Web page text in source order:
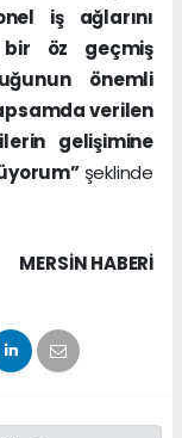
iş ağlarını
öz geçmiş
önemli
verilen
gelişimine
şeklinde
MERSIN HABERİ